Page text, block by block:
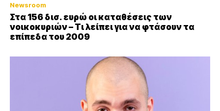
Newsroom
Στα 156 δισ. ευρώ οι καταθέσεις των
νοικοκυριών – Τι λείπει για να φτάσουν τα
επίπεδα του 2009